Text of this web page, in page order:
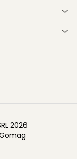
2026